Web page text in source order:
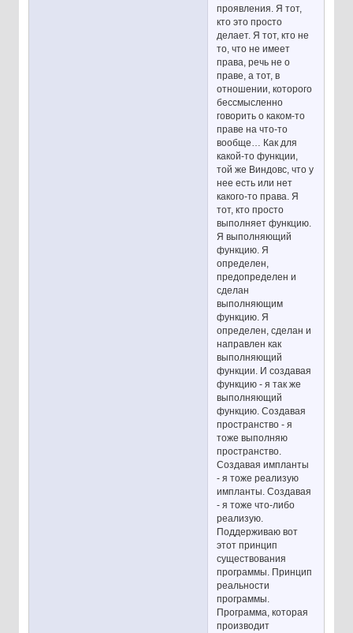
проявления. Я тот,
кто это просто
делает. Я тот, кто не
то, что не имеет
права, речь не о
праве, а тот, в
отношении, которого
бессмысленно
говорить о каком-то
праве на что-то
вообще… Как для
какой-то функции,
той же Виндовс, что у
нее есть или нет
какого-то права. Я
тот, кто просто
выполняет функцию.
Я выполняющий
функцию. Я
определен,
предопределен и
сделан
выполняющим
функцию. Я
определен, сделан и
направлен как
выполняющий
функции. И создавая
функцию - я так же
выполняющий
функцию. Создавая
пространство - я
тоже выполняю
пространство.
Создавая импланты
- я тоже реализую
импланты. Создавая
- я тоже что-либо
реализую.
Поддерживаю вот
этот принцип
существования
программы. Принцип
реальности
программы.
Программа, которая
производит